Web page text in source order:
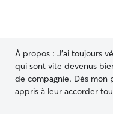
À propos : J’ai toujours
qui sont vite devenus
de compagnie. Dès mon
appris à leur accorder